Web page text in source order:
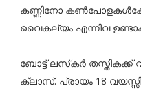
കണ്ണിനോ
വൈകല്യം എന്നിവ
ബോട്ട് ലസ്‌കർ
ക്ലാസ്. പ്രായം 18